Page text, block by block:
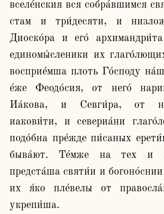
вселе́нския вся собра́вшимся
стам и три́десяти, и
Диоско́ра и его́
единомы́сленики их
восприе́мша плоть Го́споду
е́же Феодо́сия, от него́
Иа́кова, и Севги́ра, от
иакови́ти, и севериа́ни
подо́бна пре́жде пи́саных
быва́ют. Те́мже на тех и
предста́ша святи́и и
их я́ко пле́велы от
укрепи́ша.